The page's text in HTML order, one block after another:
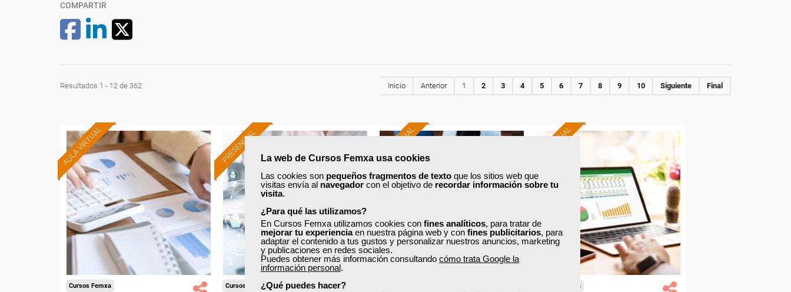
La web de Cursos Femxa usa cookies
Las cookies son pequeños fragmentos de texto que los sitios web que
visitas envía al navegador con el objetivo de recordar información sobre tu
visita.
¿Para qué las utilizamos?
En Cursos Femxa utilizamos cookies con fines analíticos, para tratar de
mejorar tu experienciaen nuestra página web y con fines publicitarios, para
adaptar el contenido a tus gustos y personalizar nuestros anuncios, marketing
y publicaciones en redes sociales.
Puedes obtener más información consultando cómo trata Google la
información personal.
¿Qué puedes hacer?
COMPARTIR
Resultados 1 - 12 de 362 Inicio Anterior 1 2 3 4 5 6 7 8 9 10 Siguiente Final
AULA VIRTUAL
Formación 100%
subvencionada.
Para desempleados,
trabajadores y autónomos
de Madrid.
Para todos los sectores.
Cursos Femxa
PRESENCIAL
subvencionada.
Para desempleados,
trabajadores y autónomos
de Castilla y Leon.
Para todos los sectores.
Cursos Femxa
AULA VIRTUAL
subvencionada.
Para todos los sectores.
AULA VIRTUAL
Formación 100%
subvencionada.
Para trabajadores y
autónomos de Madrid.
Para todos los sectores.
Cursos Femxa